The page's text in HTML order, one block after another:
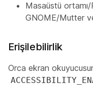
Masaüstü
GNOME/Mutter
Erişilebilirlik
Orca ekran